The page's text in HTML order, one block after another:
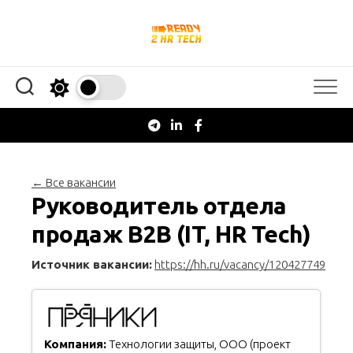
← Все вакансии
Руководитель отдела
продаж B2B (IT, HR Tech)
Источник вакансии: https://hh.ru/vacancy/120427749
Компания:Технологии защиты, ООО (проект